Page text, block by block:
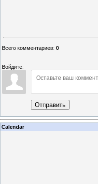
Всего комментариев: 0
Войдите:
Отправить
Calendar